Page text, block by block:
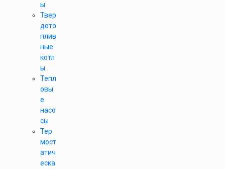
ы
Твер
дото
плив
ные
котл
ы
Тепл
овы
е
насо
сы
Тер
мост
атич
еска